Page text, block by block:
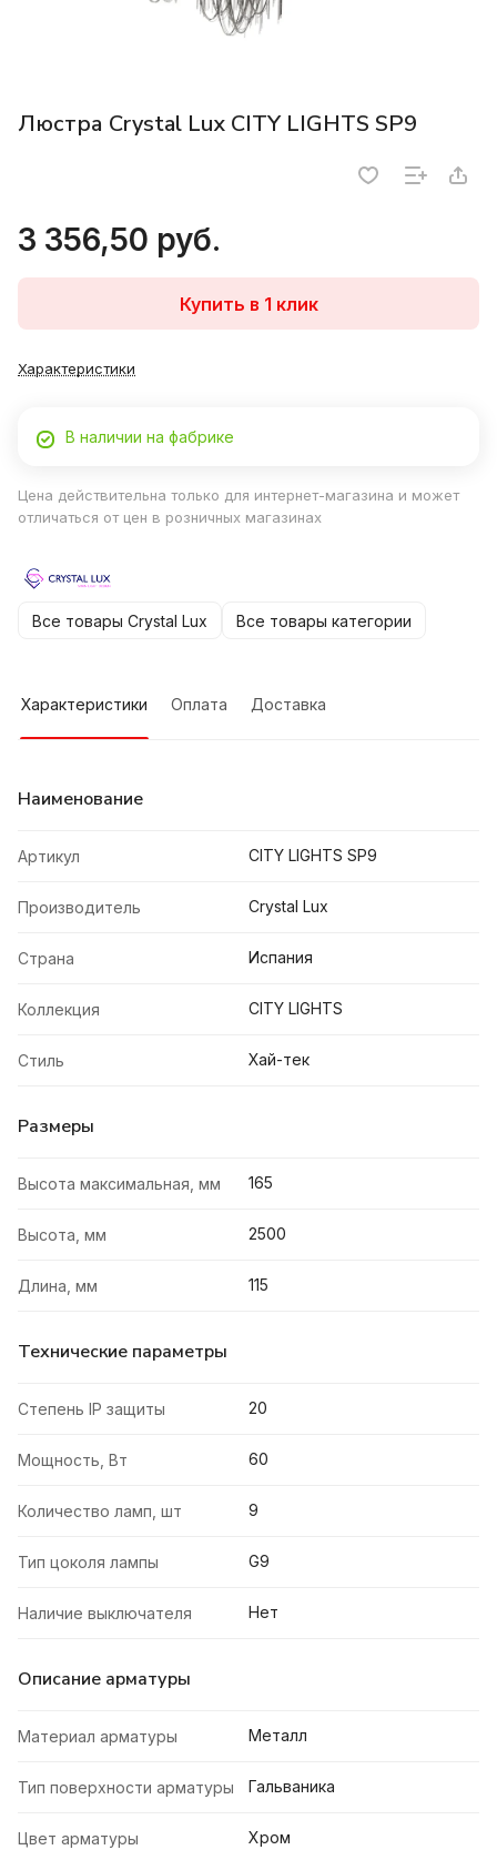
Люстра Crystal Lux CITY LIGHTS SP9
3 356,50 руб.
Купить в 1 клик
Характеристики
В наличии на фабрике
Цена действительна только для интернет-магазина и может
отличаться от цен в розничных магазинах
Все товары Crystal Lux Все товары категории
Характеристики Оплата Доставка
Наименование
Артикул CITY LIGHTS SP9
Производитель Crystal Lux
Страна Испания
Коллекция CITY LIGHTS
Стиль Хай-тек
Размеры
Высота максимальная, мм 165
Высота, мм 2500
Длина, мм 115
Технические параметры
Степень IP защиты 20
Мощность, Вт 60
Количество ламп, шт 9
Тип цоколя лампы G9
Наличие выключателя Нет
Описание арматуры
Материал арматуры Металл
Тип поверхности арматуры Гальваника
Цвет арматуры Хром